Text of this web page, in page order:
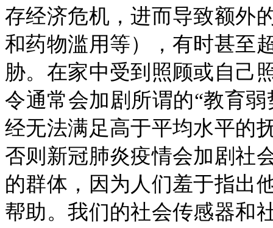
存经济危机，进而导致额外
和药物滥用等），有时甚至
胁。在家中受到照顾或自己
令通常会加剧所谓的“教育
经无法满足高于平均水平的
否则新冠肺炎疫情会加剧社
的群体，因为人们羞于指出
帮助。我们的社会传感器和